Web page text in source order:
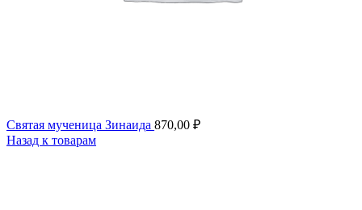
Святая мученица Зинаида 870,00 ₽
Назад к товарам